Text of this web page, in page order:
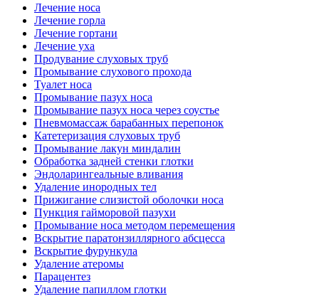
Лечение носа
Лечение горла
Лечение гортани
Лечение уха
Продувание слуховых труб
Промывание слухового прохода
Туалет носа
Промывание пазух носа
Промывание пазух носа через соустье
Пневмомассаж барабанных перепонок
Катетеризация слуховых труб
Промывание лакун миндалин
Обработка задней стенки глотки
Эндоларингеальные вливания
Удаление инородных тел
Прижигание слизистой оболочки носа
Пункция гайморовой пазухи
Промывание носа методом перемещения
Вскрытие паратонзиллярного абсцесса
Вскрытие фурункула
Удаление атеромы
Парацентез
Удаление папиллом глотки